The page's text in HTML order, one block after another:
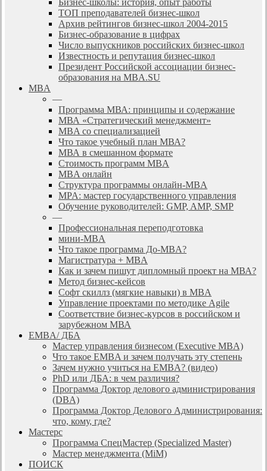
ТОП преподавателей бизнес-школ
Архив рейтингов бизнес-школ 2004-2015
Бизнес-образование в цифрах
Число выпускников российских бизнес-школ
Известность и репутация бизнес-школ
Президент Российской ассоциации бизнес-
образования на MBA.SU
MBA
—
Программа МВА: принципы и содержание
МВА «Cтратегический менеджмент»
MBA со специализацией
Что такое учебный план МВА?
МВА в смешанном формате
Стоимость программ MBA
MBA онлайн
Cтруктура программы онлайн-MBA
MPA: мастер государственного управления
Обучение руководителей: GMP, AMP, SMP
—
Профессиональная переподготовка
мини-MBA
Что такое программа До-MBA?
Магистратура + MBA
Как и зачем пишут дипломный проект на МВА?
Метод бизнес-кейсов
Софт скиллз (мягкие навыки) в MBA
Управление проектами по методике Agile
Соответствие бизнес-курсов в российском и
зарубежном МВА
EMBA/ ДБA
Мастер управления бизнесом (Executive MBA)
Что такое EMBA и зачем получать эту степень
Зачем нужно учиться на EMBA? (видео)
PhD или ДБА: в чем различия?
Программа Доктор делового администрирования
(DBА)
Программа Доктор Делового Администрирования:
что, кому, где?
Мастерс
Программа СпецМастер (Specialized Master)
Мастер менеджмента (MiM)
ПОИСК